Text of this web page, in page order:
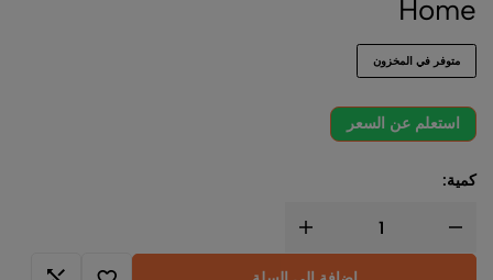
Home
متوفر في المخزون
استعلم عن السعر
كمية: